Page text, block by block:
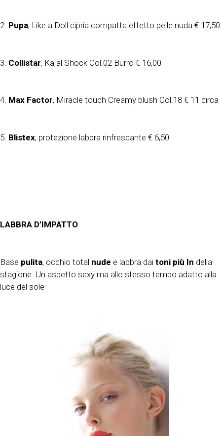
2. Pupa, Like a Doll cipria compatta effetto pelle nuda € 17,50
3. Collistar, Kajal Shock Col.02 Burro € 16,00
4. Max Factor, Miracle touch Creamy blush Col.18 € 11 circa
5. Blistex, protezione labbra rinfrescante € 6,50
LABBRA D’IMPATTO
Base pulita, occhio total nude e labbra dai toni più In della
stagione. Un aspetto sexy ma allo stesso tempo adatto alla
luce del sole